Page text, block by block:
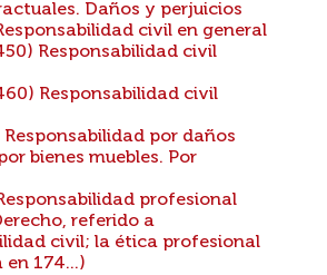
Daños y perjuicios
civil en general
Responsabilidad civil
Responsabilidad civil
Responsabilidad por daños
bienes muebles. Por
profesional
referido a
civil; la ética profesional
en 174...)